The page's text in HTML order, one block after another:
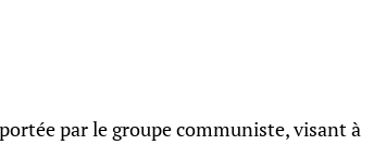
par le groupe communiste, visant à